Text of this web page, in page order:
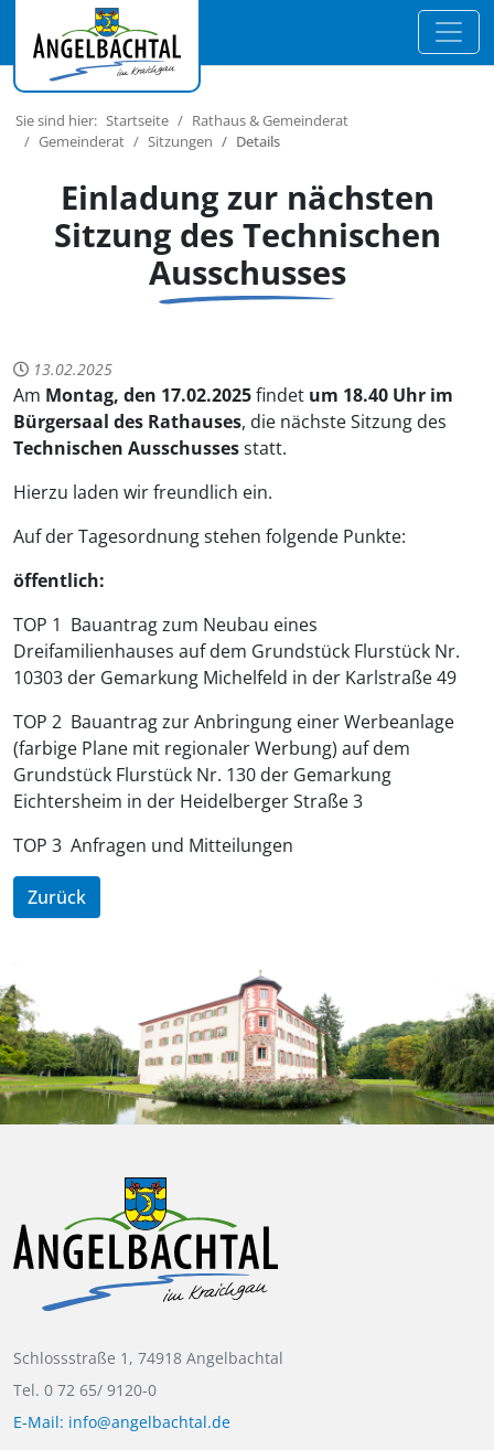
Sie sind hier: Startseite
Rathaus & Gemeinderat
Gemeinderat
Sitzungen Details
Einladung zur nächsten
Sitzung des Technischen
Ausschusses
13.02.2025
Am Montag, den 17.02.2025findet um 18.40 Uhr im
Bürgersaal des Rathauses, die nächste Sitzung des
Technischen Ausschussesstatt.
Hierzu laden wir freundlich ein.
Auf der Tagesordnung stehen folgende Punkte:
öffentlich:
TOP 1 Bauantrag zum Neubau eines
Dreifamilienhauses auf dem Grundstück Flurstück Nr.
10303 der Gemarkung Michelfeld in der Karlstraße 49
TOP 2 Bauantrag zur Anbringung einer Werbeanlage
(farbige Plane mit regionaler Werbung) auf dem
Grundstück Flurstück Nr. 130 der Gemarkung
Eichtersheim in der Heidelberger Straße 3
TOP 3 Anfragen und Mitteilungen
Zurück
Schlossstraße 1, 74918 Angelbachtal
Tel. 0 72 65/ 9120-0
E-Mail: info@angelbachtal.de